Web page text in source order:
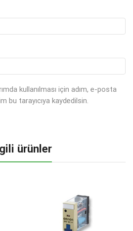
kullanılması için adım, e-posta
bu tarayıcıya kaydedilsin.
ürünler